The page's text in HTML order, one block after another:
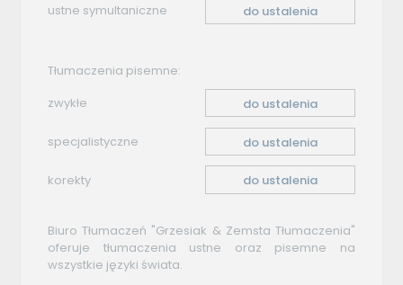
ustne symultaniczne do ustalenia
Tłumaczenia pisemne:
zwykłe
do ustalenia
specjalistyczne do ustalenia
korekty do ustalenia
Biuro Tłumaczeń "Grzesiak & Zemsta Tłumaczenia"
oferuje tłumaczenia ustne oraz pisemne na
wszystkie języki świata.